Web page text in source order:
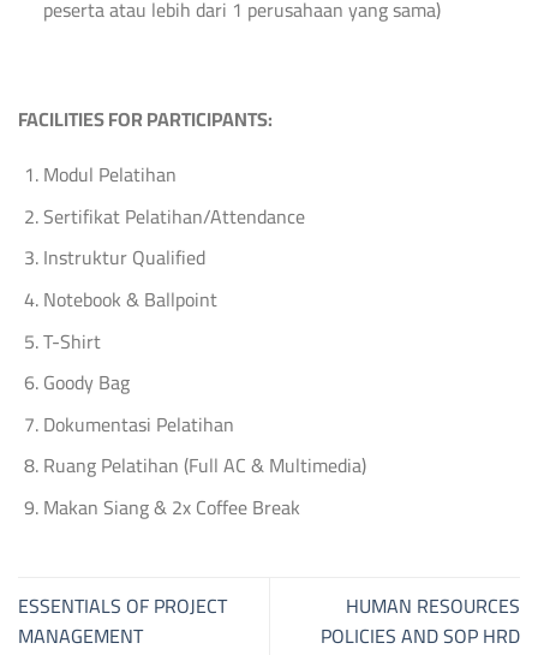
peserta atau lebih dari 1 perusahaan yang sama)
FACILITIES FOR PARTICIPANTS:
Modul Pelatihan
Sertifikat Pelatihan/Attendance
Instruktur Qualified
Notebook & Ballpoint
T-Shirt
Goody Bag
Dokumentasi Pelatihan
Ruang Pelatihan (Full AC & Multimedia)
Makan Siang & 2x Coffee Break
ESSENTIALS OF PROJECT
MANAGEMENT
HUMAN RESOURCES
POLICIES AND SOP HRD